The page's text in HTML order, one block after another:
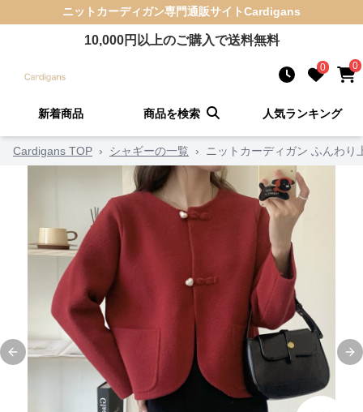
ニットカーディガン専門通販サイトCardigans
10,000円以上のご購入で送料無料
0 0
新着商品 商品を検索 人気ランキング
Cardigans TOP › シャギーの一覧 › ニットカーディガン ふんわ
Previous slide